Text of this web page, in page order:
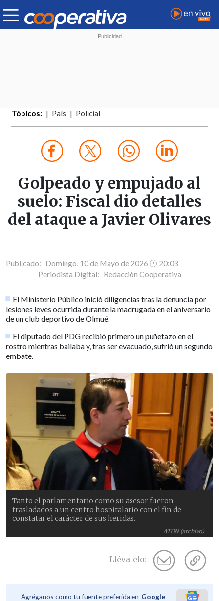
Tópicos: País Policial
Golpeado y empujado al
suelo: Fiscal dio detalles
del ataque a Javier Olivares
Publicado: Domingo, 10 de Mayo de 2026 🕐 20:03
Periodista Digital: Redacción Cooperativa
El Ministerio Público inició diligencias tras la denuncia por
lesiones leves ocurrida durante la madrugada en el aniversario
de un club deportivo de Olmué.
El diputado del PDG recibió primero un puñetazo en el
rostro mientras bailaba y, tras ser evacuado, sufrió un segundo
embate.
ATON (archivo)
Tanto el parlamentario como su asesor fueron
trasladados a un centro hospitalario con el fin de
constatar el carácter de sus heridas.
Llévatelo:
Agréganos como tu fuente preferida en Google